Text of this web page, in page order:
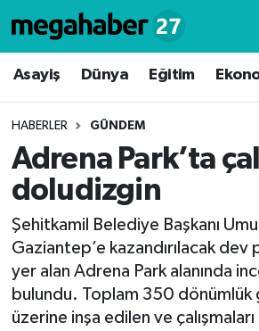
Asayiş Dünya Eğitim
HABERLER GÜNDEM
Adrena Park’ta
doludizgin
Şehitkamil Belediye Başkanı
Gaziantep’e kazandırılacak dev
yer alan Adrena Park alanında
bulundu. Toplam 350 dönümlük
üzerine inşa edilen ve çalışmaları
Hava Durumu
Süper Lig Puan Durumu ve
Tüm Manşetler
Son Dakika Haberleri
Haber Arşivi